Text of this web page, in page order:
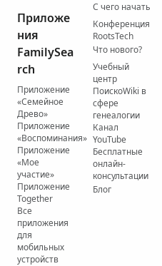
Приложе
ния
FamilySea
rch
Приложение
«Семейное
Древо»
Приложение
«Воспоминания»
Приложение
«Мое
участие»
Приложение
Together
Все
приложения
для
мобильных
устройств
С чего начать
Конференция
RootsTech
Что нового?
Учебный
центр
ПоискоWiki в
сфере
генеалогии
Канал
YouTube
Бесплатные
онлайн-
консультации
Блог